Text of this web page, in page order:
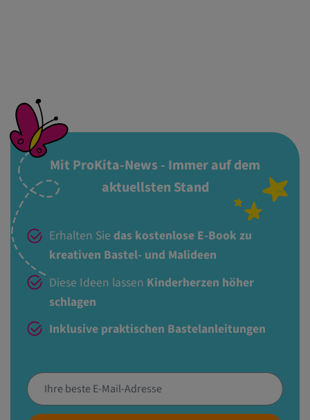
Mit ProKita-News - Immer auf dem
aktuellsten Stand
Erhalten Sie das kostenlose E-Book zu
kreativen Bastel- und Malideen
Diese Ideen lassen Kinderherzen höher
schlagen
Inklusive praktischen Bastelanleitungen